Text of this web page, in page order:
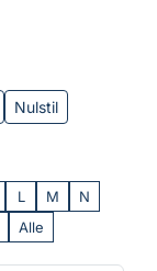
Nulstil
L M
N
Alle